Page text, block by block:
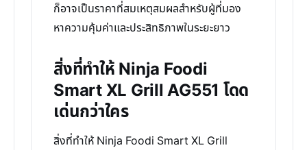
ก็อาจเป็นราคาที่สมเหตุสมผลสำหรับผู้ที่มอง
หาความคุ้มค่าและประสิทธิภาพในระยะยาว
สิ่งที่ทำให้ Ninja Foodi
Smart XL Grill AG551 โดด
เด่นกว่าใคร
สิ่งที่ทำให้ Ninja Foodi Smart XL Grill